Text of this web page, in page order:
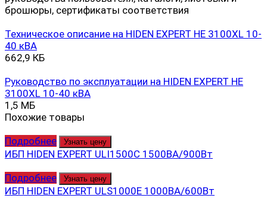
брошюры, сертификаты соответствия
Техническое описание на HIDEN EXPERT HE 3100XL 10-
40 кВА
662,9 КБ
Руководство по эксплуатации на HIDEN EXPERT HE
3100XL 10-40 кВА
1,5 МБ
Похожие товары
Подробнее
Узнать цену
ИБП HIDEN EXPERT ULI1500C 1500ВА/900Вт
Подробнее
Узнать цену
ИБП HIDEN EXPERT ULS1000E 1000ВА/600Вт